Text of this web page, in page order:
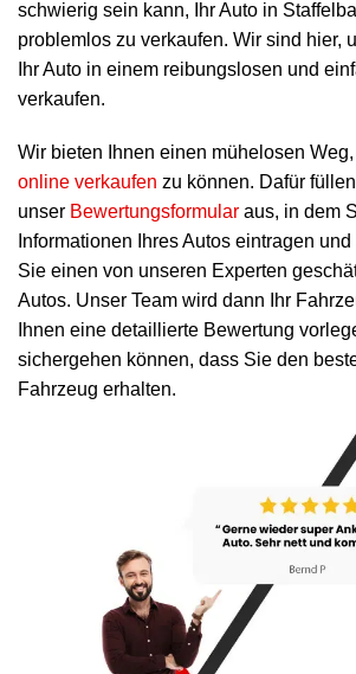
schwierig sein kann, Ihr Auto in
problemlos zu verkaufen. Wir sind hier,
Ihr Auto in einem reibungslosen und
verkaufen.
Wir bieten Ihnen einen mühelosen
online verkaufen zu können. Dafür
unser Bewertungsformular aus, in dem
Informationen Ihres Autos eintragen
Sie einen von unseren Experten
Autos. Unser Team wird dann Ihr
Ihnen eine detaillierte Bewertung
sichergehen können, dass Sie den
Fahrzeug erhalten.